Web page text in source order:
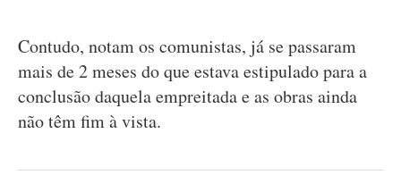
Contudo, notam os comunistas, já se passaram
mais de 2 meses do que estava estipulado para a
conclusão daquela empreitada e as obras ainda
não têm fim à vista.